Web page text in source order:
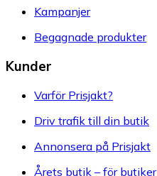
Kampanjer
Begagnade produkter
Kunder
Varför Prisjakt?
Driv trafik till din butik
Annonsera på Prisjakt
Årets butik – för butiker